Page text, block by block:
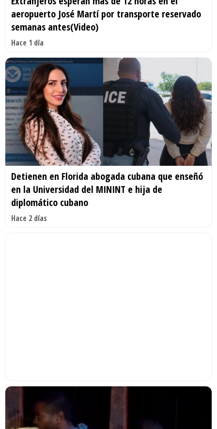
aeropuerto José Martí por transporte reservado
semanas antes(Video)
Hace 1 día
Detienen en Florida abogada cubana que enseñó
en la Universidad del MININT e hija de
diplomático cubano
Hace 2 días